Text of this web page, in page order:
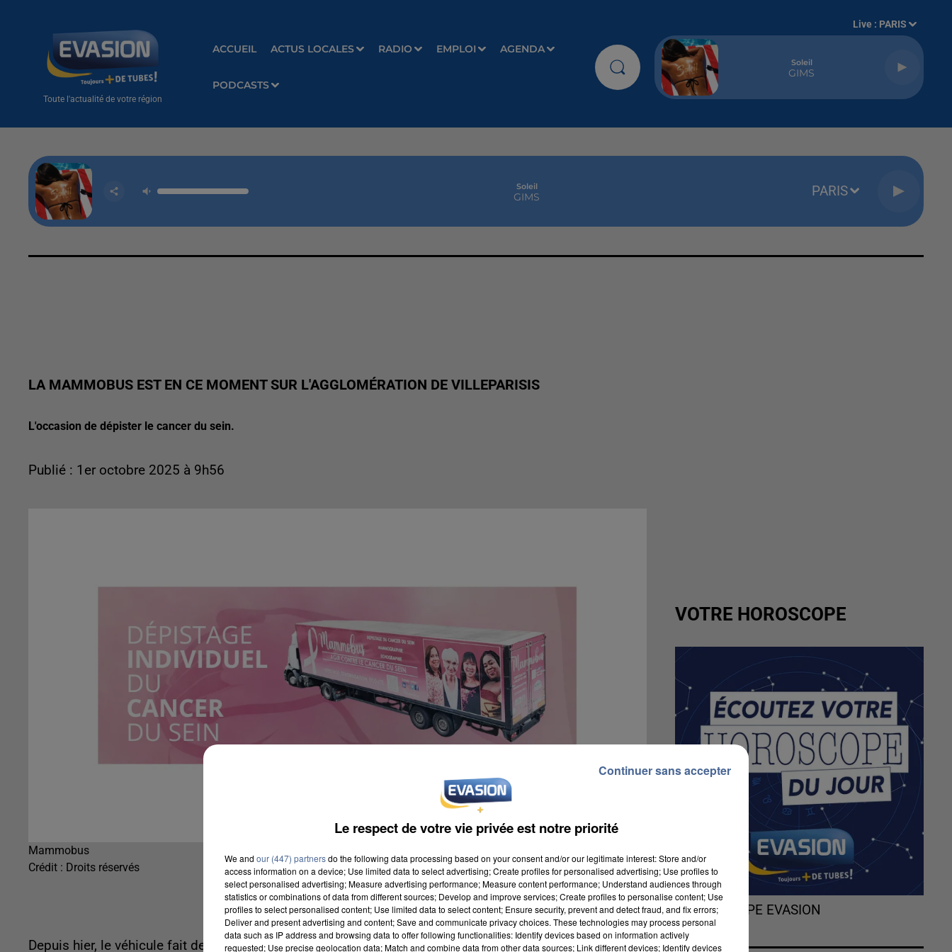
Toute l'actualité de votre région
ACCUEIL ACTUS LOCALES RADIO EMPLOI AGENDA
PODCASTS
Live : PARIS
Soleil
GIMS
Soleil
GIMS PARIS
LA MAMMOBUS EST EN CE MOMENT SUR L'AGGLOMÉRATION DE VILLEPARISIS
L'occasion de dépister le cancer du sein.
Publié : 1er octobre 2025 à 9h56
Mammobus
Crédit : Droits réservés
Depuis hier, le véhicule fait de la prévention sur le cancer du sein. Des dépistages y sont même
VOTRE HOROSCOPE
L'HOROSCOPE EVASION
Le respect de votre vie privée est notre priorité
We and our (447) partnersdo the following data processing based on your consent and/or our legitimate interest: Store and/or
access information on a device; Use limited data to select advertising; Create profiles for personalised advertising; Use profiles to
select personalised advertising; Measure advertising performance; Measure content performance; Understand audiences through
statistics or combinations of data from different sources; Develop and improve services; Create profiles to personalise content; Use
profiles to select personalised content; Use limited data to select content; Ensure security, prevent and detect fraud, and fix errors;
Deliver and present advertising and content; Save and communicate privacy choices. These technologies may process personal
data such as IP address and browsing data to offer following functionalities: Identify devices based on information actively
requested; Use precise geolocation data; Match and combine data from other data sources; Link different devices; Identify devices
Continuer sans accepter